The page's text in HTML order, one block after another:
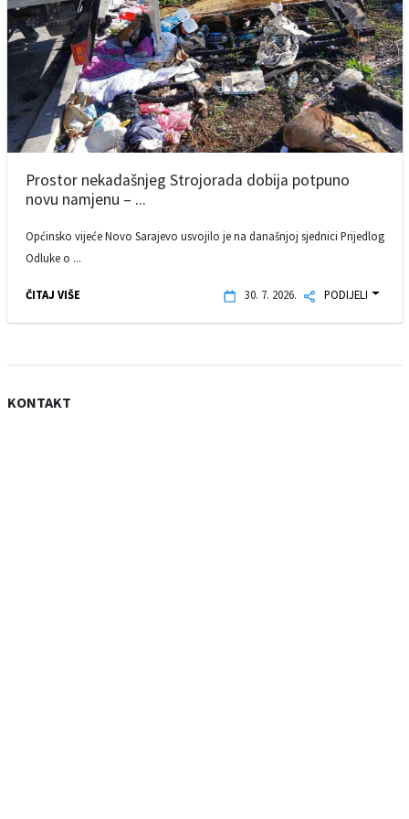
Prostor nekadašnjeg Strojorada dobija potpuno
novu namjenu – ...
Općinsko vijeće Novo Sarajevo usvojilo je na današnjoj sjednici Prijedlog
Odluke o ...
ČITAJ VIŠE 30. 7. 2026. PODIJELI
KONTAKT